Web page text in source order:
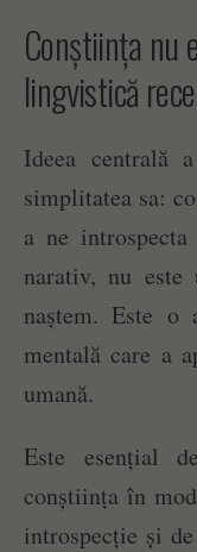
Conștiința nu
lingvistică
Ideea centrală
simplitatea sa:
a ne
narativ, nu
naștem. Este o
mentală care a
umană.
Este esențial
conștiința în
introspecție și